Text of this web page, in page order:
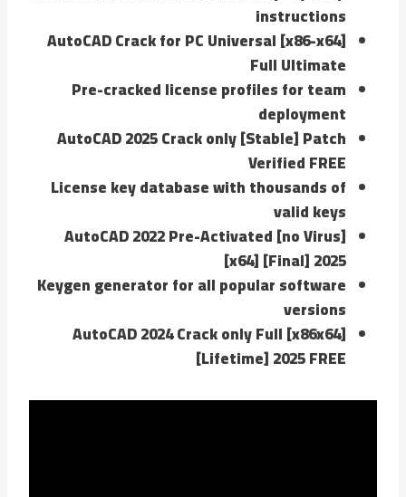
instructions
AutoCAD Crack for PC Universal [x86-x64]
Full Ultimate
Pre-cracked license profiles for team
deployment
AutoCAD 2025 Crack only [Stable] Patch
Verified FREE
License key database with thousands of
valid keys
AutoCAD 2022 Pre-Activated [no Virus]
[x64] [Final] 2025
Keygen generator for all popular software
versions
AutoCAD 2024 Crack only Full [x86x64]
[Lifetime] 2025 FREE